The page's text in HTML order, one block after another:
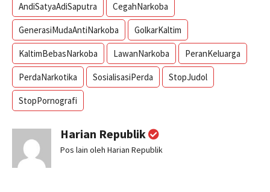
AndiSatyaAdiSaputra CegahNarkoba
GenerasiMudaAntiNarkoba GolkarKaltim
KaltimBebasNarkoba LawanNarkoba PeranKeluarga
PerdaNarkotika SosialisasiPerda StopJudol
StopPornografi
Harian Republik
Pos lain oleh Harian Republik